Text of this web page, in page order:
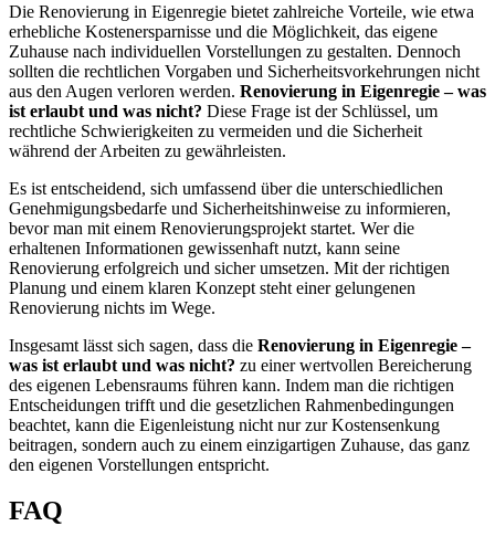
Die Renovierung in Eigenregie bietet zahlreiche Vorteile, wie etwa
erhebliche Kostenersparnisse und die Möglichkeit, das eigene
Zuhause nach individuellen Vorstellungen zu gestalten. Dennoch
sollten die rechtlichen Vorgaben und Sicherheitsvorkehrungen nicht
aus den Augen verloren werden. Renovierung in Eigenregie – was
ist erlaubt und was nicht? Diese Frage ist der Schlüssel, um
rechtliche Schwierigkeiten zu vermeiden und die Sicherheit
während der Arbeiten zu gewährleisten.
Es ist entscheidend, sich umfassend über die unterschiedlichen
Genehmigungsbedarfe und Sicherheitshinweise zu informieren,
bevor man mit einem Renovierungsprojekt startet. Wer die
erhaltenen Informationen gewissenhaft nutzt, kann seine
Renovierung erfolgreich und sicher umsetzen. Mit der richtigen
Planung und einem klaren Konzept steht einer gelungenen
Renovierung nichts im Wege.
Insgesamt lässt sich sagen, dass die Renovierung in Eigenregie –
was ist erlaubt und was nicht? zu einer wertvollen Bereicherung
des eigenen Lebensraums führen kann. Indem man die richtigen
Entscheidungen trifft und die gesetzlichen Rahmenbedingungen
beachtet, kann die Eigenleistung nicht nur zur Kostensenkung
beitragen, sondern auch zu einem einzigartigen Zuhause, das ganz
den eigenen Vorstellungen entspricht.
FAQ